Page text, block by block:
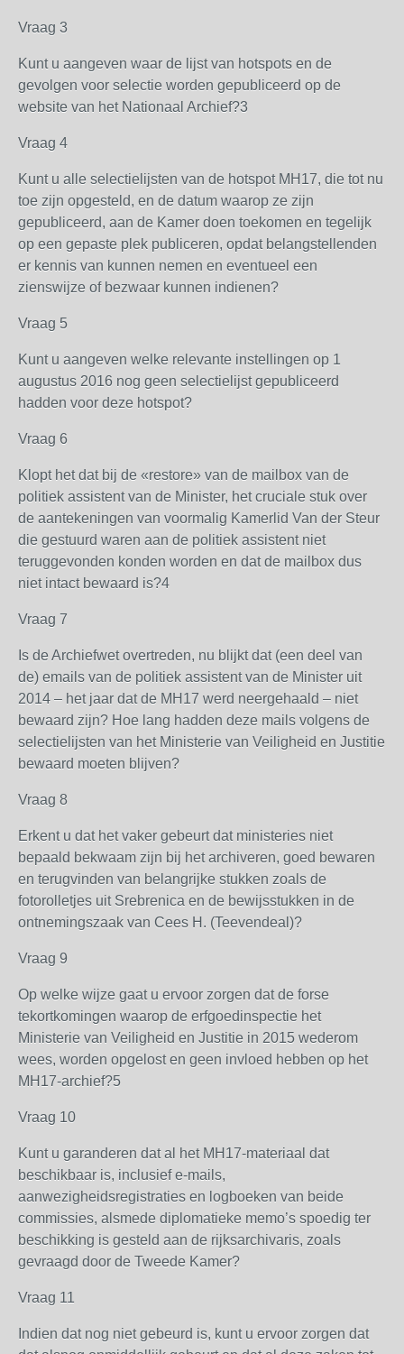
Vraag 3
Kunt u aangeven waar de lijst van hotspots en de
gevolgen voor selectie worden gepubliceerd op de
website van het Nationaal Archief?3
Vraag 4
Kunt u alle selectielijsten van de hotspot MH17, die tot nu
toe zijn opgesteld, en de datum waarop ze zijn
gepubliceerd, aan de Kamer doen toekomen en tegelijk
op een gepaste plek publiceren, opdat belangstellenden
er kennis van kunnen nemen en eventueel een
zienswijze of bezwaar kunnen indienen?
Vraag 5
Kunt u aangeven welke relevante instellingen op 1
augustus 2016 nog geen selectielijst gepubliceerd
hadden voor deze hotspot?
Vraag 6
Klopt het dat bij de «restore» van de mailbox van de
politiek assistent van de Minister, het cruciale stuk over
de aantekeningen van voormalig Kamerlid Van der Steur
die gestuurd waren aan de politiek assistent niet
teruggevonden konden worden en dat de mailbox dus
niet intact bewaard is?4
Vraag 7
Is de Archiefwet overtreden, nu blijkt dat (een deel van
de) emails van de politiek assistent van de Minister uit
2014 – het jaar dat de MH17 werd neergehaald – niet
bewaard zijn? Hoe lang hadden deze mails volgens de
selectielijsten van het Ministerie van Veiligheid en Justitie
bewaard moeten blijven?
Vraag 8
Erkent u dat het vaker gebeurt dat ministeries niet
bepaald bekwaam zijn bij het archiveren, goed bewaren
en terugvinden van belangrijke stukken zoals de
fotorolletjes uit Srebrenica en de bewijsstukken in de
ontnemingszaak van Cees H. (Teevendeal)?
Vraag 9
Op welke wijze gaat u ervoor zorgen dat de forse
tekortkomingen waarop de erfgoedinspectie het
Ministerie van Veiligheid en Justitie in 2015 wederom
wees, worden opgelost en geen invloed hebben op het
MH17-archief?5
Vraag 10
Kunt u garanderen dat al het MH17-materiaal dat
beschikbaar is, inclusief e-mails,
aanwezigheidsregistraties en logboeken van beide
commissies, alsmede diplomatieke memo’s spoedig ter
beschikking is gesteld aan de rijksarchivaris, zoals
gevraagd door de Tweede Kamer?
Vraag 11
Indien dat nog niet gebeurd is, kunt u ervoor zorgen dat